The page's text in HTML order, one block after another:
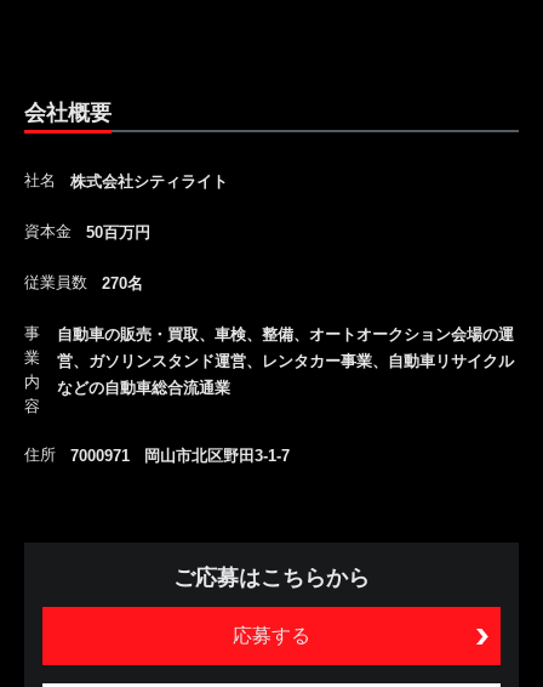
会社概要
社名 株式会社シティライト
資本金 50百万円
従業員数 270名
事
業
内
容
自動車の販売・買取、車検、整備、オートオークション会場の運
営、ガソリンスタンド運営、レンタカー事業、自動車リサイクル
などの自動車総合流通業
住所 7000971 岡山市北区野田3-1-7
ご応募はこちらから
応募する